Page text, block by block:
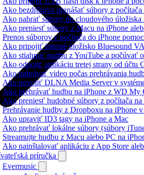
Ako bezdrôtovo prenášať súbory z
Ako nahrať súbory do cloudového
Ako preniesť súbory z Macu na iPhone
Prenos súborov z počítača do iPhone
Ako pripojiť interné úložisko Bluesound
Ako stiahnuť hudbu z YouTube a počúvať
Ako odpojiť aplikáciu tretej strany od účtu
Ako nahrávať video počas prehrávania
Ako povoliť DLNA Media Server v
Ako prehrávať hudbu na iPhone z WD My
Ako preniesť hudobné súbory z počítača
Prehrávanie hudby z Dropboxu na iPhone
Ako upraviť ID3 tagy na iPhone a Mac
Ako prehrávať lokálne súbory (súbory
Streamujte hudbu z Macu alebo PC na
Ako nainštalovať aplikáciu z App Store
príručka
Evermusic